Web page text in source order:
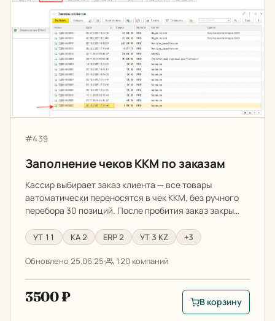
Заполнение чеков ККМ по заказам
Артикул:
#439
Заполнение чеков ККМ по заказам
Кассир выбирает заказ клиента — все товары
автоматически переносятся в чек ККМ, без ручного
перебора 30 позиций. После пробития заказ закры…
УТ 11 КА 2 ERP 2 УТ 3 KZ +3
Обновлено 25.06.25 120 компаний
3500 ₽
В корзину:
В корзину